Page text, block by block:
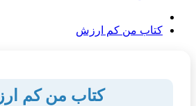
کتاب من کم ارزش
کتاب من کم